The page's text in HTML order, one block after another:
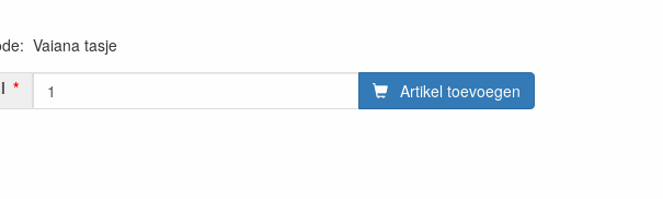
: Vaiana tasje
Artikel toevoegen